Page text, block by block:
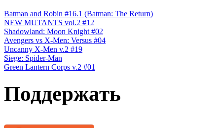
Batman and Robin #16.1 (Batman: The Return)
NEW MUTANTS vol.2 #12
Shadowland: Moon Knight #02
Avengers vs X-Men: Versus #04
Uncanny X-Men v.2 #19
Siege: Spider-Man
Green Lantern Corps v.2 #01
Поддержать